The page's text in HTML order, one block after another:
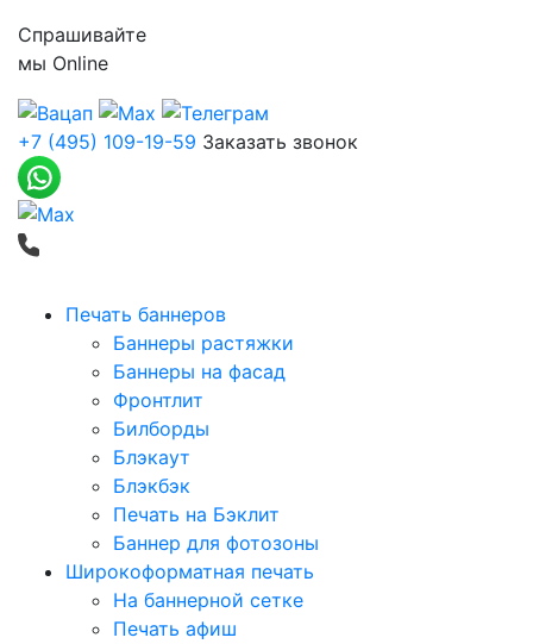
Спрашивайте
мы Online
+7 (495) 109-19-59 Заказать звонок
Печать баннеров
Баннеры растяжки
Баннеры на фасад
Фронтлит
Билборды
Блэкаут
Блэкбэк
Печать на Бэклит
Баннер для фотозоны
Широкоформатная печать
На баннерной сетке
Печать афиш